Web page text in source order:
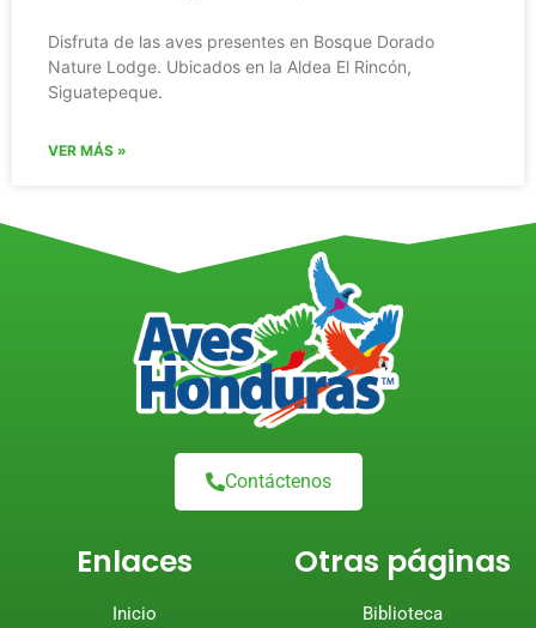
Disfruta de las aves presentes en Bosque Dorado
Nature Lodge. Ubicados en la Aldea El Rincón,
Siguatepeque.
VER MÁS »
Contáctenos
Enlaces
Inicio
Otras páginas
Biblioteca